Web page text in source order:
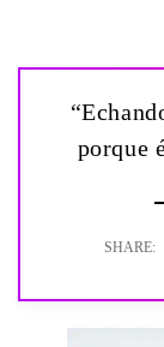
porque